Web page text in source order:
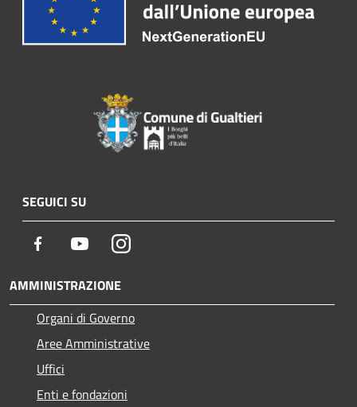
SEGUICI SU
Facebook YoutubeInstagram
AMMINISTRAZIONE
Organi di Governo
Aree Amministrative
Uffici
Enti e fondazioni